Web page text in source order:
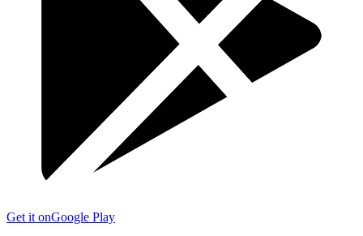
Get it onGoogle Play